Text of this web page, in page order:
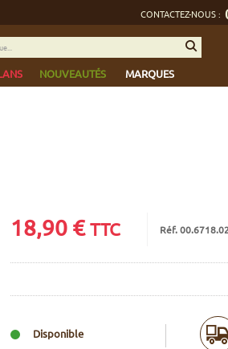
CONTACTEZ-NOUS :
NOUVEAUTÉS MARQUES
18,90€ TTC Réf.
Disponible